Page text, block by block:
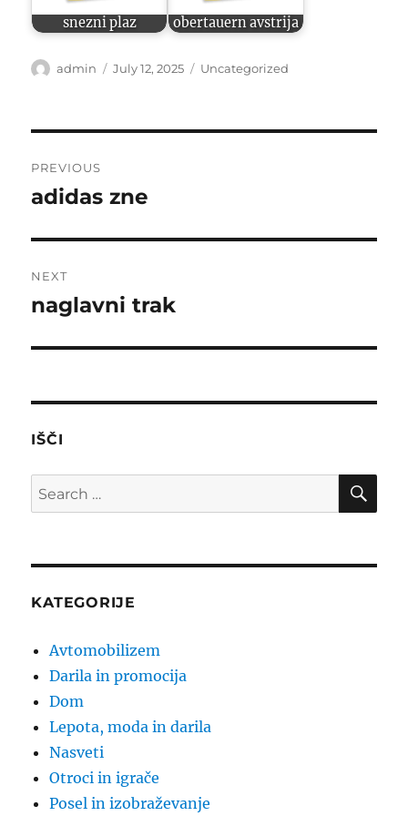
snezni plaz obertauern avstrija
Author
admin
Posted
July 12, 2025 Categories
Uncategorized
navigation
PREVIOUS
Previous
adidas zne
NEXT
Next
naglavni trak
IŠČI
Search
for:
KATEGORIJE
Avtomobilizem
Darila in promocija
Dom
Lepota, moda in darila
Nasveti
Otroci in igrače
Posel in izobraževanje